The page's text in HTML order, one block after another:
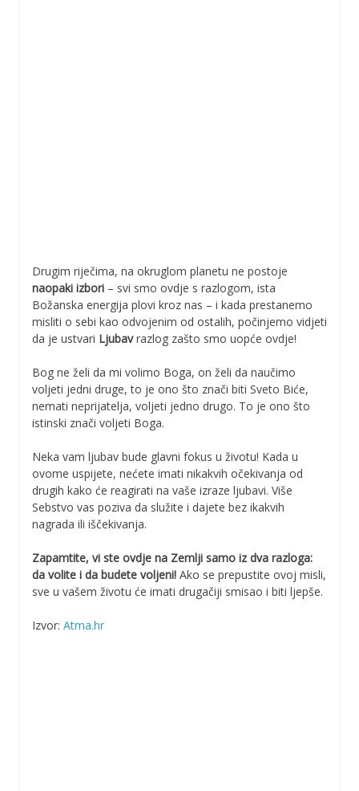
Drugim riječima, na okruglom planetu ne postoje
naopaki izbori – svi smo ovdje s razlogom, ista
Božanska energija plovi kroz nas – i kada prestanemo
misliti o sebi kao odvojenim od ostalih, počinjemo vidjeti
da je ustvari Ljubavrazlog zašto smo uopće ovdje!
Bog ne želi da mi volimo Boga, on želi da naučimo
voljeti jedni druge, to je ono što znači biti Sveto Biće,
nemati neprijatelja, voljeti jedno drugo. To je ono što
istinski znači voljeti Boga.
Neka vam ljubav bude glavni fokus u životu! Kada u
ovome uspijete, nećete imati nikakvih očekivanja od
drugih kako će reagirati na vaše izraze ljubavi. Više
Sebstvo vas poziva da služite i dajete bez ikakvih
nagrada ili iščekivanja.
Zapamtite, vi ste ovdje na Zemlji samo iz dva razloga:
da volite i da budete voljeni! Ako se prepustite ovoj misli,
sve u vašem životu će imati drugačiji smisao i biti ljepše.
Izvor: Atma.hr